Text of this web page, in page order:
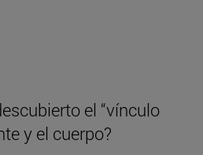
el “vínculo
y el cuerpo?